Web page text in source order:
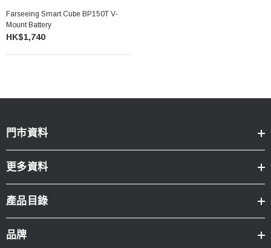
Farseeing Smart Cube BP150T V-
Mount Battery
HK$1,740
門市資料
更多資料
產品目錄
品牌